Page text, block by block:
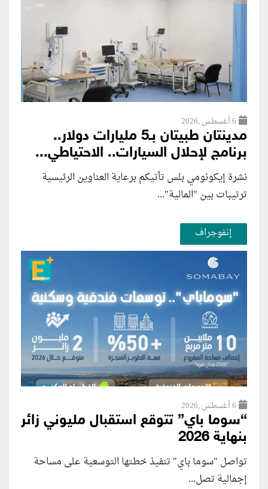
6 أغسطس ,2026
مدينتان طبيتان بـ5 مليارات دولار..
برنامج لإحلال السيارات.. الاحتياطي...
نشرة إيكونومي بلس تأتيكم برعاية العناوين الرئيسية
ترتيبات بين "المالية"...
إنفوجراف
6 أغسطس ,2026
“سوما باي” تتوقع استقبال مليوني زائر
بنهاية 2026
تواصل "سوما باي" تنفيذ خطتها التوسعية على مساحة
إجمالية تصل...